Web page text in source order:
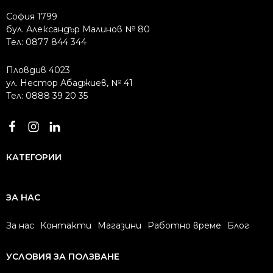
София 1799
бул. Александър Малинов № 80
Тел: 0877 844 344
Пловдив 4023
ул. Нестор Абаджиев, № 41
Тел: 0888 39 20 35
КАТЕГОРИИ
ЗА НАС
За нас Контакти Магазини Работно време Блог
УСЛОВИЯ ЗА ПОЛЗВАНЕ